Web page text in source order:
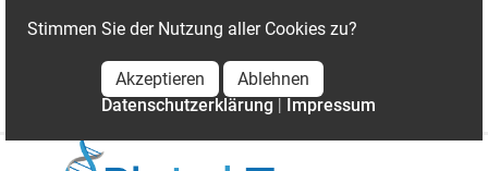
Details
Stimmen Sie der Nutzung aller Cookies zu?
Akzeptieren
Ablehnen
Datenschutzerklärung | Impressum